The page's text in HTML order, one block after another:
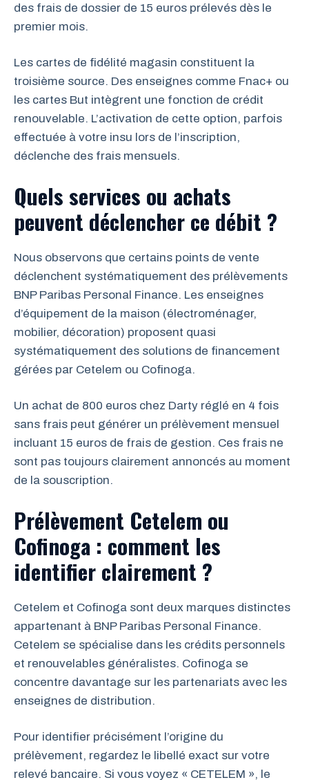
des frais de dossier de 15 euros prélevés dès le
premier mois.
Les cartes de fidélité magasin constituent la
troisième source. Des enseignes comme Fnac+ ou
les cartes But intègrent une fonction de crédit
renouvelable. L’activation de cette option, parfois
effectuée à votre insu lors de l’inscription,
déclenche des frais mensuels.
Quels services ou achats
peuvent déclencher ce débit ?
Nous observons que certains points de vente
déclenchent systématiquement des prélèvements
BNP Paribas Personal Finance. Les enseignes
d’équipement de la maison (électroménager,
mobilier, décoration) proposent quasi
systématiquement des solutions de financement
gérées par Cetelem ou Cofinoga.
Un achat de 800 euros chez Darty réglé en 4 fois
sans frais peut générer un prélèvement mensuel
incluant 15 euros de frais de gestion. Ces frais ne
sont pas toujours clairement annoncés au moment
de la souscription.
Prélèvement Cetelem ou
Cofinoga : comment les
identifier clairement ?
Cetelem et Cofinoga sont deux marques distinctes
appartenant à BNP Paribas Personal Finance.
Cetelem se spécialise dans les crédits personnels
et renouvelables généralistes. Cofinoga se
concentre davantage sur les partenariats avec les
enseignes de distribution.
Pour identifier précisément l’origine du
prélèvement, regardez le libellé exact sur votre
relevé bancaire. Si vous voyez « CETELEM », le